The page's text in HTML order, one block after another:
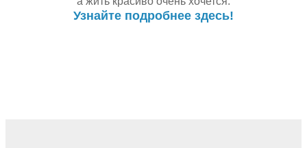
Узнайте подробнее здесь!